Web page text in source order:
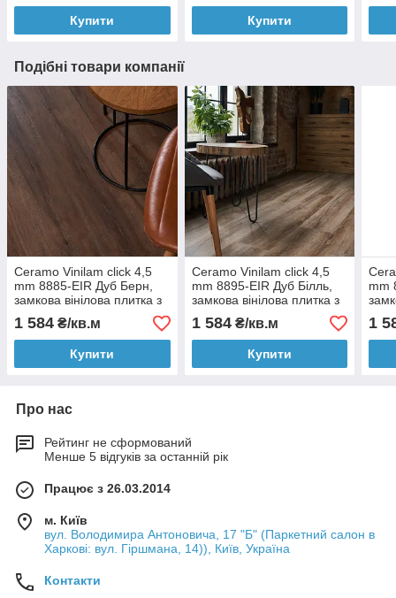
Купити Купити
Подібні товари компанії
Ceramo Vinilam click 4,5
mm 8885-EIR Дуб Берн,
замкова вінілова плитка з
1 584 ₴/кв.м
Купити
Ceramo Vinilam click 4,5
mm 8895-EIR Дуб Білль,
замкова вінілова плитка з
1 584₴/кв.м
Купити
mm
1
Про нас
Рейтинг не сформований
Менше 5 відгуків за останній рік
Працює з 26.03.2014
м. Київ
вул. Володимира Антоновича, 17 "Б" (Паркетний салон в
Харкові: вул. Гіршмана, 14)), Київ, Україна
Контакти